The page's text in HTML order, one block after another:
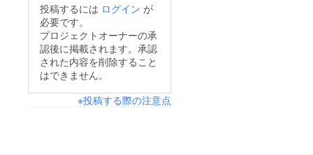
投稿するには ログイン が
必要です。
プロジェクトオーナーの承
認後に掲載されます。承認
された内容を削除すること
はできません。
※投稿する際の注意点